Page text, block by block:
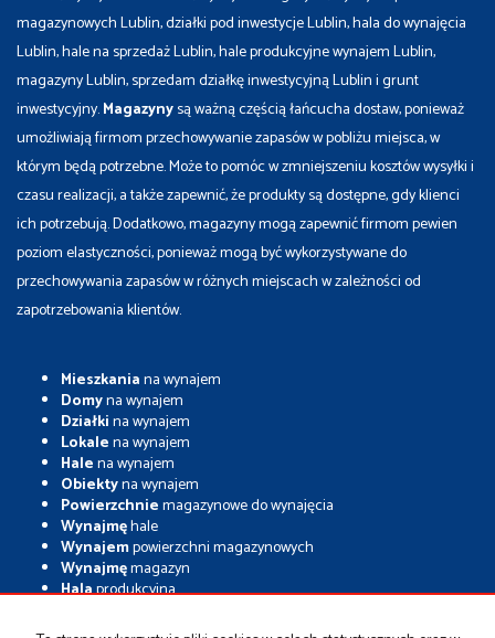
magazynowych Lublin, działki pod inwestycje Lublin, hala do wynajęcia
Lublin, hale na sprzedaż Lublin, hale produkcyjne wynajem Lublin,
magazyny Lublin, sprzedam działkę inwestycyjną Lublin i grunt
inwestycyjny.Magazynysą ważną częścią łańcucha dostaw, ponieważ
umożliwiają firmom przechowywanie zapasów w pobliżu miejsca, w
którym będą potrzebne. Może to pomóc w zmniejszeniu kosztów wysyłki i
czasu realizacji, a także zapewnić, że produkty są dostępne, gdy klienci
ich potrzebują. Dodatkowo, magazyny mogą zapewnić firmom pewien
poziom elastyczności, ponieważ mogą być wykorzystywane do
przechowywania zapasów w różnych miejscach w zależności od
zapotrzebowania klientów.
Mieszkaniana wynajem
Domyna wynajem
Działkina wynajem
Lokalena wynajem
Halena wynajem
Obiektyna wynajem
Powierzchniemagazynowe do wynajęcia
Wynajmęhale
Wynajempowierzchni magazynowych
Wynajmęmagazyn
Halaprodukcyjna